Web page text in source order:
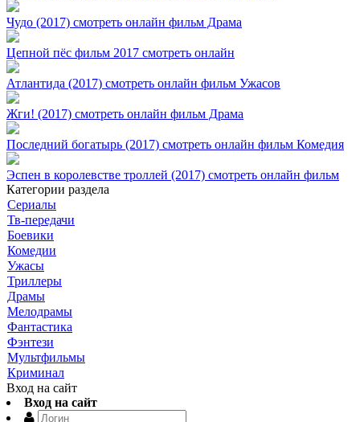
Чудо (2017) смотреть онлайн фильм Драма
Цепной пёс фильм 2017 смотреть онлайн
Атлантида (2017) смотреть онлайн фильм Ужасов
Жги! (2017) смотреть онлайн фильм Драма
Последний богатырь (2017) смотреть онлайн фильм Комедия
Эспен в королевстве троллей (2017) смотреть онлайн фильм
Категории раздела
Сериалы
Тв-передачи
Боевики
Комедии
Ужасы
Триллеры
Драмы
Мелодрамы
Фантастика
Фэнтези
Мультфильмы
Криминал
Вход на сайт
Вход на сайт